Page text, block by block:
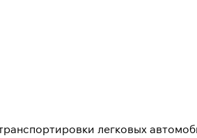
легковых